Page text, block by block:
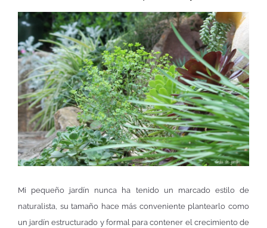
Mi pequeño jardín nunca ha tenido un marcado estilo de
naturalista, su tamaño hace más conveniente plantearlo como
un jardín estructurado y formal para contener el crecimiento de